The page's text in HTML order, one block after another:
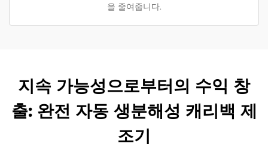
을 줄여줍니다.
지속 가능성으로부터의 수익 창
출: 완전 자동 생분해성 캐리백 제
조기